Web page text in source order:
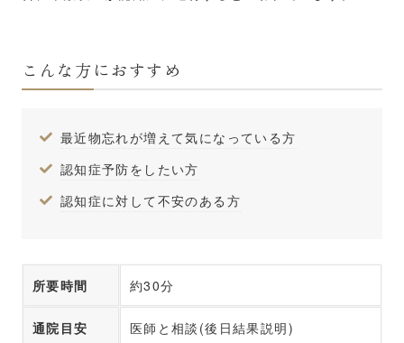
こんな方におすすめ
最近物忘れが増えて気になっている方
認知症予防をしたい方
認知症に対して不安のある方
所要時間 約30分
通院目安 医師と相談(後日結果説明)